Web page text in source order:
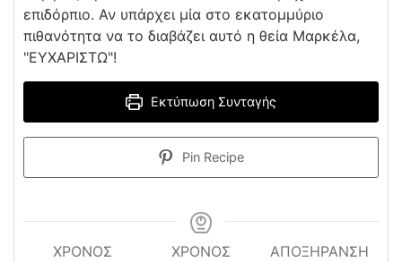
επιδόρπιο. Αν υπάρχει μία στο εκατομμύριο
πιθανότητα να το διαβάζει αυτό η θεία Μαρκέλα,
"ΕΥΧΑΡΙΣΤΩ"!
Εκτύπωση Συνταγής
Pin Recipe
ΧΡΌΝΟΣ
ΧΡΟΝΟΣ
ΑΠΟΞΉΡΑΝΣΗ